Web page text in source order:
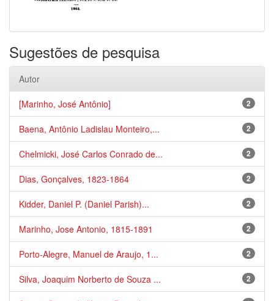
Sugestões de pesquisa
Autor
2
[Marinho, José Antônio]
2
Baena, Antônio Ladislau Monteiro,...
2
Chelmicki, José Carlos Conrado de...
2
Dias, Gonçalves, 1823-1864
2
Kidder, Daniel P. (Daniel Parish)...
2
Marinho, Jose Antonio, 1815-1891
2
Porto-Alegre, Manuel de Araujo, 1...
2
Silva, Joaquim Norberto de Souza ...